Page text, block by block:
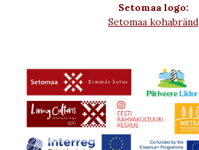
Setomaa logo:
Setomaa kohabränd